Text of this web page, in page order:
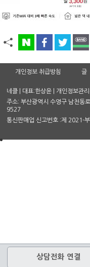
개인정보 취급방침 글
네클 | 대표:한상윤 | 개인정보관
주소: 부산광역시 수영구 남천
9527
통신판매업 신고번호 :제 2021-
상담전화 연결